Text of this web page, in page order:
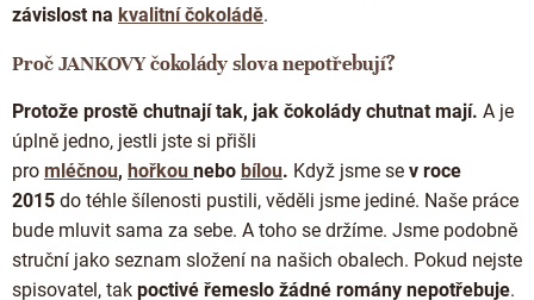
závislost na kvalitní čokoládě.
Proč JANKOVY čokolády slova nepotřebují?
Protože prostě chutnají tak, jak čokolády chutnat mají. A je
úplně jedno, jestli jste si přišli
pro mléčnou, hořkou nebo bílou. Když jsme se v roce
2015 do téhle šílenosti pustili, věděli jsme jediné. Naše práce
bude mluvit sama za sebe. A toho se držíme. Jsme podobně
struční jako seznam složení na našich obalech. Pokud nejste
spisovatel, tak poctivé řemeslo žádné romány nepotřebuje.